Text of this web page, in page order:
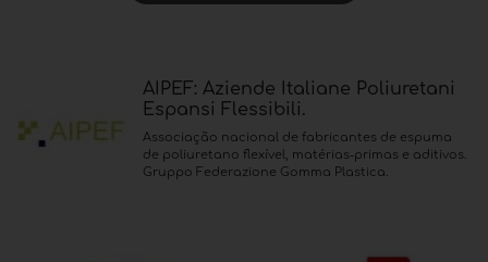
AIPEF: Aziende Italiane Poliuretani
Espansi Flessibili.
Associação nacional de fabricantes de espuma
de poliuretano flexível, matérias-primas e aditivos.
Gruppo Federazione Gomma Plastica.